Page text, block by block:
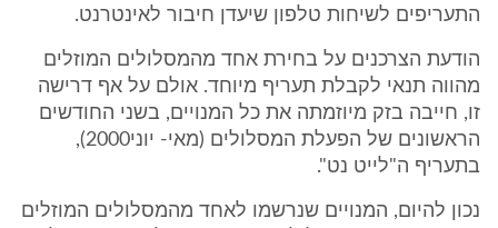
התעריפים לשיחות טלפון שיעדן חיבור לאינטרנט.
הודעת הצרכנים על בחירת אחד מהמסלולים המוזלים
מהווה תנאי לקבלת תעריף מיוחד. אולם על אף דרישה
זו, חייבה בזק מיוזמתה את כל המנויים, בשני החודשים
הראשונים של הפעלת המסלולים (מאי- יוני2000),
בתעריף ה"לייט נט".
נכון להיום, המנויים שנרשמו לאחד מהמסלולים המוזלים